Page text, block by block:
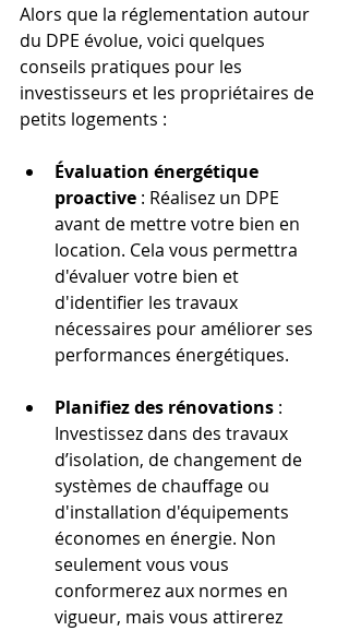
Alors que la réglementation autour
du DPE évolue, voici quelques
conseils pratiques pour les
investisseurs et les propriétaires de
petits logements :
Évaluation énergétique
proactive : Réalisez un DPE
avant de mettre votre bien en
location. Cela vous permettra
d'évaluer votre bien et
d'identifier les travaux
nécessaires pour améliorer ses
performances énergétiques.
Planifiez des rénovations :
Investissez dans des travaux
d’isolation, de changement de
systèmes de chauffage ou
d'installation d'équipements
économes en énergie. Non
seulement vous vous
conformerez aux normes en
vigueur, mais vous attirerez